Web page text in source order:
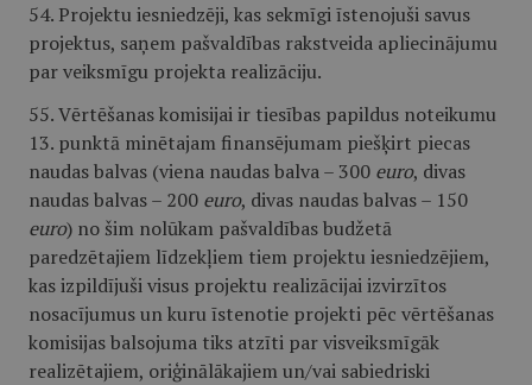
54. Projektu iesniedzēji, kas sekmīgi īstenojuši savus
projektus, saņem pašvaldības rakstveida apliecinājumu
par veiksmīgu projekta realizāciju.
55. Vērtēšanas komisijai ir tiesības papildus noteikumu
13. punktā minētajam finansējumam piešķirt piecas
naudas balvas (viena naudas balva – 300 euro, divas
naudas balvas – 200 euro, divas naudas balvas – 150
euro) no šim nolūkam pašvaldības budžetā
paredzētajiem līdzekļiem tiem projektu iesniedzējiem,
kas izpildījuši visus projektu realizācijai izvirzītos
nosacījumus un kuru īstenotie projekti pēc vērtēšanas
komisijas balsojuma tiks atzīti par visveiksmīgāk
realizētajiem, oriģinālākajiem un/vai sabiedriski